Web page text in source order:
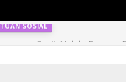
Banjir Melalui Program